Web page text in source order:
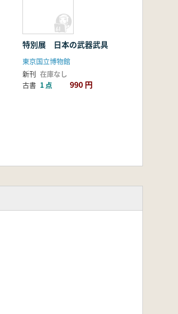
特別展 日本の武器武具
東京国立博物館
新刊 在庫なし
古書 1 点 990 円